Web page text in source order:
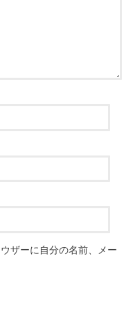
ザーに自分の名前、メー